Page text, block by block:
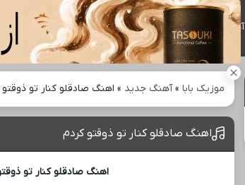
آهنگ های جدید
موزیک بابا »آهنگ جدید » اهنگ صادقلو کنار تو
اهنگ صادقلو کنار تو ذوقتو کردم
اهنگ صادقلو کنار تو